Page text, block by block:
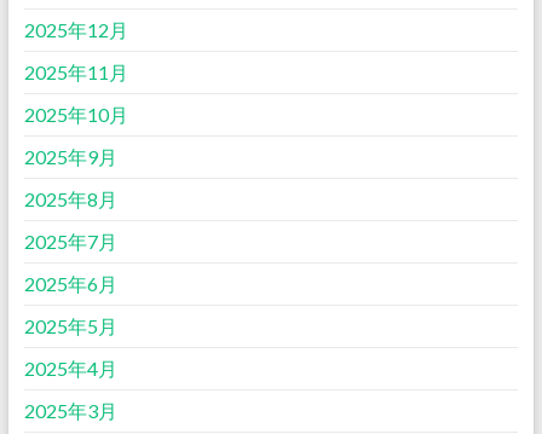
2025年12月
2025年11月
2025年10月
2025年9月
2025年8月
2025年7月
2025年6月
2025年5月
2025年4月
2025年3月